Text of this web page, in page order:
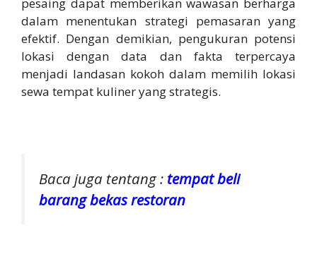
dalam menentukan strategi pemasaran yang
efektif. Dengan demikian, pengukuran potensi
lokasi dengan data dan fakta terpercaya
menjadi landasan kokoh dalam memilih lokasi
sewa tempat kuliner yang strategis.
Baca juga tentang : tempat beli
barang bekas restoran